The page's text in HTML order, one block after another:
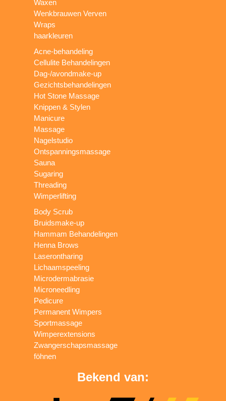
Waxen
Wenkbrauwen Verven
Wraps
haarkleuren
Acne-behandeling
Cellulite Behandelingen
Dag-/avondmake-up
Gezichtsbehandelingen
Hot Stone Massage
Knippen & Stylen
Manicure
Massage
Nagelstudio
Ontspanningsmassage
Sauna
Sugaring
Threading
Wimperlifting
Body Scrub
Bruidsmake-up
Hammam Behandelingen
Henna Brows
Laserontharing
Lichaamspeeling
Microdermabrasie
Microneedling
Pedicure
Permanent Wimpers
Sportmassage
Wimperextensions
Zwangerschapsmassage
föhnen
Bekend van: